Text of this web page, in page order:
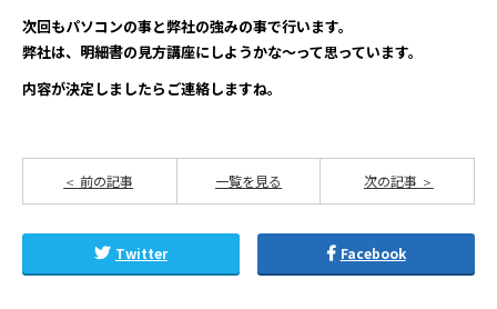
次回もパソコンの事と弊社の強みの事で行います。
弊社は、明細書の見方講座にしようかな～って思っています。
内容が決定しましたらご連絡しますね。
前の記事 次の記事
一覧を見る
Twitter Facebook